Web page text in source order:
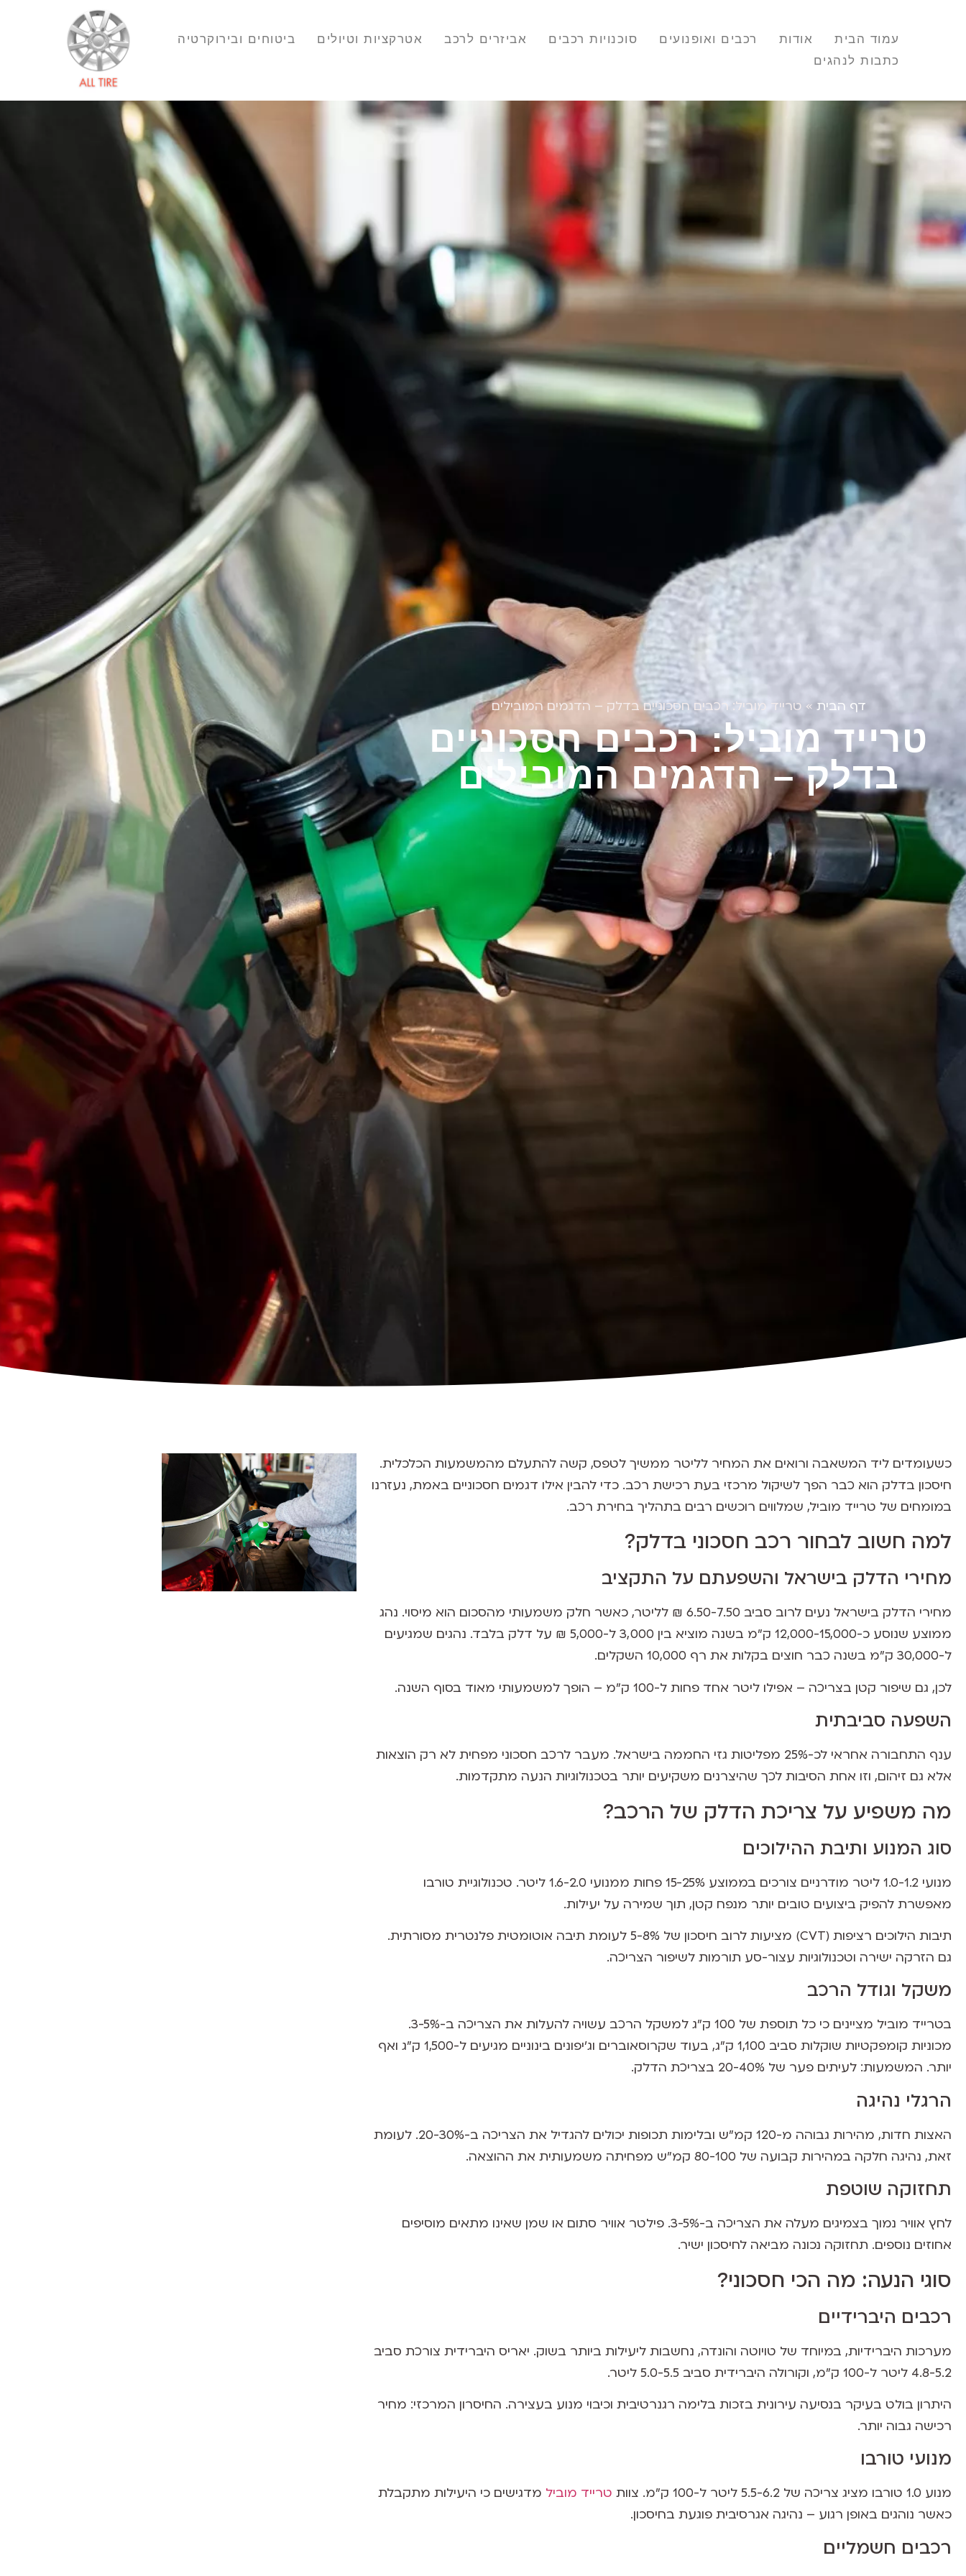
עמוד הבית אודות רכבים ואופנועים סוכנויות רכבים אביזרים לרכב אטרקציות וטיולים
ביטוחים ובירוקרטיה
כתבות לנהגים
דף הבית » טרייד מוביל: רכבים חסכוניים בדלק – הדגמים המובילים
טרייד מוביל: רכבים חסכוניים
בדלק – הדגמים המובילים
כשעומדים ליד המשאבה ורואים את המחיר לליטר ממשיך לטפס, קשה להתעלם מהמשמעות הכלכלית.
חיסכון בדלק הוא כבר הפך לשיקול מרכזי בעת רכישת רכב. כדי להבין אילו דגמים חסכוניים באמת, נעזרנו
במומחים של טרייד מוביל, שמלווים רוכשים רבים בתהליך בחירת רכב.
למה חשוב לבחור רכב חסכוני בדלק?
מחירי הדלק בישראל והשפעתם על התקציב
מחירי הדלק בישראל נעים לרוב סביב 6.50-7.50 ₪ לליטר, כאשר חלק משמעותי מהסכום הוא מיסוי. נהג
ממוצע שנוסע כ-12,000-15,000 ק"מ בשנה מוציא בין 3,000 ל-5,000 ₪ על דלק בלבד. נהגים שמגיעים
ל-30,000 ק"מ בשנה כבר חוצים בקלות את רף 10,000 השקלים.
לכן, גם שיפור קטן בצריכה – אפילו ליטר אחד פחות ל-100 ק"מ – הופך למשמעותי מאוד בסוף השנה.
השפעה סביבתית
ענף התחבורה אחראי לכ-25% מפליטות גזי החממה בישראל. מעבר לרכב חסכוני מפחית לא רק הוצאות
אלא גם זיהום, וזו אחת הסיבות לכך שהיצרנים משקיעים יותר בטכנולוגיות הנעה מתקדמות.
מה משפיע על צריכת הדלק של הרכב?
סוג המנוע ותיבת ההילוכים
מנועי 1.0-1.2 ליטר מודרניים צורכים בממוצע 15-25% פחות ממנועי 1.6-2.0 ליטר. טכנולוגיית טורבו
מאפשרת להפיק ביצועים טובים יותר מנפח קטן, תוך שמירה על יעילות.
תיבות הילוכים רציפות (CVT) מציעות לרוב חיסכון של 5-8% לעומת תיבה אוטומטית פלנטרית מסורתית.
גם הזרקה ישירה וטכנולוגיות עצור-סע תורמות לשיפור הצריכה.
משקל וגודל הרכב
בטרייד מוביל מציינים כי כל תוספת של 100 ק"ג למשקל הרכב עשויה להעלות את הצריכה ב-3-5%.
מכוניות קומפקטיות שוקלות סביב 1,100 ק"ג, בעוד שקרוסאוברים וג'יפונים בינוניים מגיעים ל-1,500 ק"ג ואף
יותר. המשמעות: לעיתים פער של 20-40% בצריכת הדלק.
הרגלי נהיגה
האצות חדות, מהירות גבוהה מ-120 קמ"ש ובלימות תכופות יכולים להגדיל את הצריכה ב-20-30%. לעומת
זאת, נהיגה חלקה במהירות קבועה של 80-100 קמ"ש מפחיתה משמעותית את ההוצאה.
תחזוקה שוטפת
לחץ אוויר נמוך בצמיגים מעלה את הצריכה ב-3-5%. פילטר אוויר סתום או שמן שאינו מתאים מוסיפים
אחוזים נוספים. תחזוקה נכונה מביאה לחיסכון ישיר.
סוגי הנעה: מה הכי חסכוני?
רכבים היברידיים
מערכות היברידיות, במיוחד של טויוטה והונדה, נחשבות ליעילות ביותר בשוק. יאריס היברידית צורכת סביב
4.8-5.2 ליטר ל-100 ק"מ, וקורולה היברידית סביב 5.0-5.5 ליטר.
היתרון בולט בעיקר בנסיעה עירונית בזכות בלימה רגנרטיבית וכיבוי מנוע בעצירה. החיסרון המרכזי: מחיר
רכישה גבוה יותר.
מנועי טורבו
מנוע 1.0 טורבו מציג צריכה של 5.5-6.2 ליטר ל-100 ק"מ. צוות טרייד מוביל מדגישים כי היעילות מתקבלת
כאשר נוהגים באופן רגוע – נהיגה אגרסיבית פוגעת בחיסכון.
רכבים חשמליים